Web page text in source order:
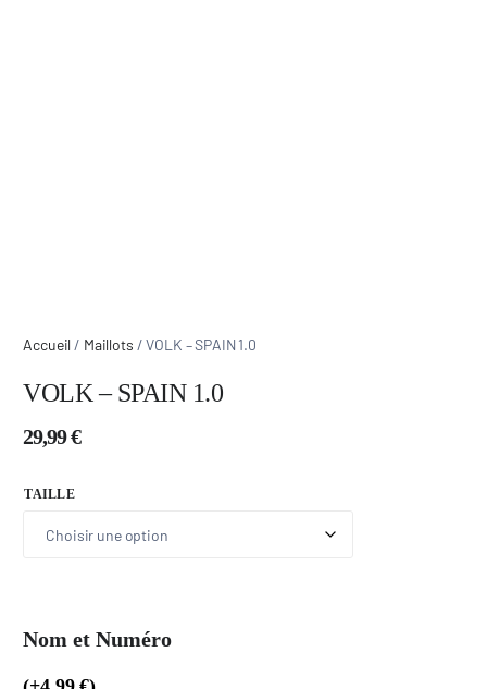
Accueil / Maillots / VOLK – SPAIN 1.0
VOLK – SPAIN 1.0
29,99€
TAILLE
Nom et Numéro